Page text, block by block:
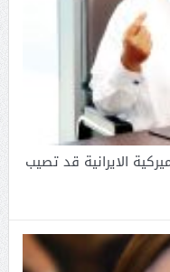
الايرانية قد تصيب